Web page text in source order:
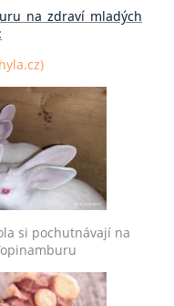
na zdraví mladých
si pochutnávají na